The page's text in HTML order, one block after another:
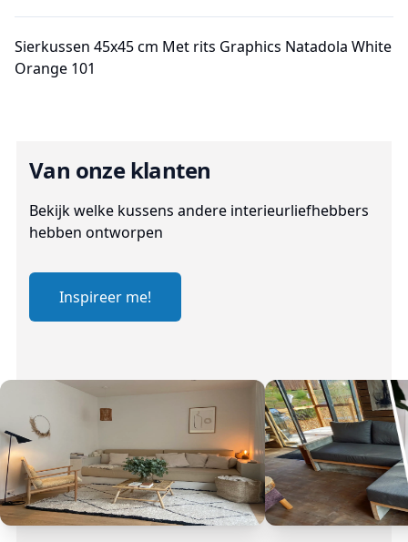
Sierkussen 45x45 cm Met rits Graphics Natadola White
Orange 101
Van onze klanten
Bekijk welke kussens andere interieurliefhebbers
hebben ontworpen
Inspireer me!